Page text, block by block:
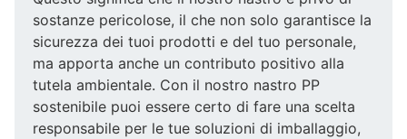
sostanze pericolose, il che non solo garantisce la
sicurezza dei tuoi prodotti e del tuo personale,
ma apporta anche un contributo positivo alla
tutela ambientale. Con il nostro nastro PP
sostenibile puoi essere certo di fare una scelta
responsabile per le tue soluzioni di imballaggio,